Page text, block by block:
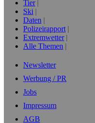
Tier
Ski
Daten
Polizeirapport
Extremwetter
Alle Themen
Newsletter
Werbung / PR
Jobs
Impressum
AGB